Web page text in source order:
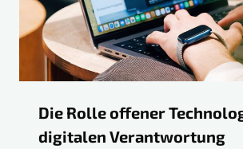
Die Rolle offener
digitalen Verantwortung